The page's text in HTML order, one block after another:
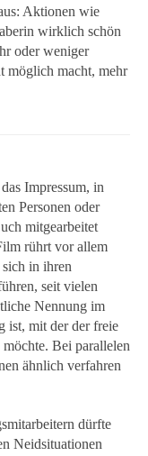
Aktionen wie
wirklich schön
oder weniger
möglich macht, mehr
Impressum, in
Personen oder
mitgearbeitet
rührt vor allem
in ihren
seit vielen
Nennung im
ist, mit der der freie
Bei parallelen
ähnlich verfahren
dürfte
Neidsituationen